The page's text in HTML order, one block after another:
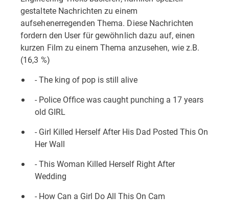
gestaltete Nachrichten zu einem
aufsehenerregenden Thema. Diese Nachrichten
fordern den User für gewöhnlich dazu auf, einen
kurzen Film zu einem Thema anzusehen, wie z.B.
(16,3 %)
- The king of pop is still alive
- Police Office was caught punching a 17 years
old GIRL
- Girl Killed Herself After His Dad Posted This On
Her Wall
- This Woman Killed Herself Right After
Wedding
- How Can a Girl Do All This On Cam